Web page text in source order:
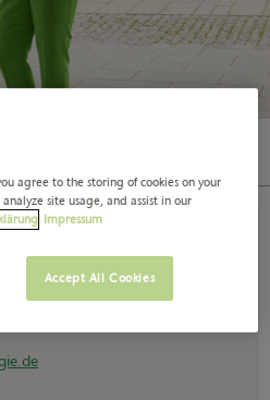
agree to the storing of cookies on your
site usage, and assist in our
Impressum
Accept All Cookies